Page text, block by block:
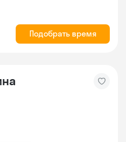
Подобрать время